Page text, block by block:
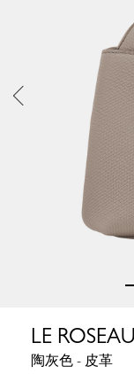
LE
陶灰色 - 皮革